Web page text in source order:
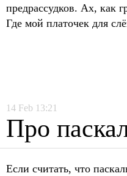
предрассудков. Ах, как
Где мой платочек для
14 Feb 13:21
Про
Если считать, что